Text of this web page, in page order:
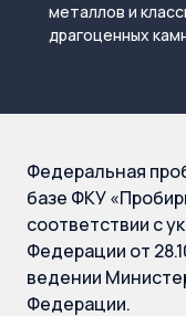
металлов и
драгоценных
Федеральная
базе ФКУ
соответствии с
Федерации от
ведении
Федерации.